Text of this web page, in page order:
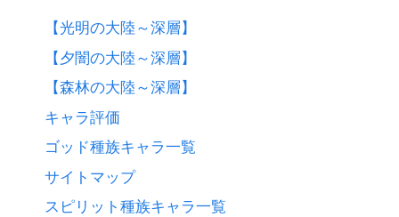
【光明の大陸～深層】
【夕闇の大陸～深層】
【森林の大陸～深層】
キャラ評価
ゴッド種族キャラ一覧
サイトマップ
スピリット種族キャラ一覧